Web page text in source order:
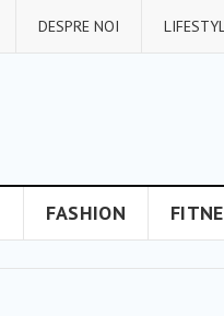
DESPRE NOI
FASHION